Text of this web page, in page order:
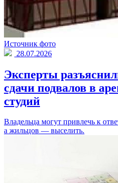
Источник фото
28.07.2026
Эксперты
сдачи подвалов в
студий
Владельца могут привлечь к
а жильцов — выселить.